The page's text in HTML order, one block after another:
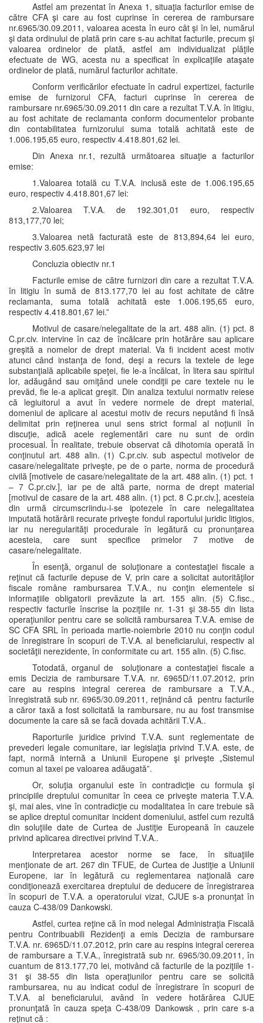
Astfel am prezentat în Anexa 1, situaţia facturilor emise de
către CFA şi care au fost cuprinse în cererea de rambursare
nr.6965/30.09.2011, valoarea acesta în euro cât şi în lei, numărul
şi data ordinului de plată prin care s-au achitat facturile, precum şi
valoarea ordinelor de plată, astfel am individualizat plăţile
efectuate de WG, acesta nu a specificat în explicaţiile ataşate
ordinelor de plată, numărul facturilor achitate.
Conform verificărilor efectuate în cadrul expertizei, facturile
emise de furnizorul CFA, facturi cuprinse în cererea de
rambursare nr.6965/30.09.2011 din care a rezultat T.V.A. în litigiu,
au fost achitate de reclamanta conform documentelor probante
din contabilitatea furnizorului suma totală achitată este de
1.006.195,65 euro, respectiv 4.418.801,62 lei.
Din Anexa nr.1, rezultă următoarea situaţie a facturilor
emise:
1.Valoarea totală cu T.V.A. inclusă este de 1.006.195,65
euro, respectiv 4.418.801,67 lei:
2.Valoarea T.V.A. de 192.301,01 euro, respectiv
813,177,70 lei;
3.Valoarea netă facturată este de 813,894,64 lei euro,
respectiv 3.605.623,97 lei
Concluzia obiectiv nr.1
Facturile emise de către furnizori din care a rezultat T.V.A.
în litigiu în sumă de 813.177,70 lei au fost achitate de către
reclamanta, suma totală achitată este 1.006.195,65 euro,
respectiv 4.418.801,67 lei.”
Motivul de casare/nelegalitate de la art. 488 alin. (1) pct. 8
C.pr.civ. intervine în caz de încălcare prin hotărâre sau aplicare
greşită a nomelor de drept material. Va fi incident acest motiv
atunci când instanţa de fond, deşi a recurs la textele de lege
substanţială aplicabile speţei, fie le-a încălcat, în litera sau spiritul
lor, adăugând sau omiţând unele condiţii pe care textele nu le
prevăd, fie le-a aplicat greşit. Din analiza textului normativ reiese
că legiuitorul a avut în vedere normele de drept material,
domeniul de aplicare al acestui motiv de recurs neputând fi însă
delimitat prin reţinerea unui sens strict formal al noţiunii în
discuţie, adică acele reglementări care nu sunt de ordin
procesual. În realitate, trebuie observat că dihotomia operată în
conţinutul art. 488 alin. (1) C.pr.civ. sub aspectul motivelor de
casare/nelegalitate priveşte, pe de o parte, norma de procedură
civilă [motivele de casare/nelegalitate de la art. 488 alin. (1) pct. 1
– 7 C.pr.civ.], iar pe de altă parte, norma de drept material
[motivul de casare de la art. 488 alin. (1) pct. 8 C.pr.civ.], acesteia
din urmă circumscriindu-i-se ipotezele în care nelegalitatea
imputată hotărârii recurate priveşte fondul raportului juridic litigios,
iar nu neregularităţi procedurale în legătură cu pronunţarea
acesteia, care sunt specifice primelor 7 motive de
casare/nelegalitate.
În esenţă, organul de soluţionare a contestaţiei fiscale a
reţinut că facturile depuse de V, prin care a solicitat autorităţilor
fiscale române rambursarea T.V.A., nu conţin elementele si
informaţiile obligatorii prevăzute la art. 155 alin. (5) C.fisc.,
respectiv facturile înscrise la poziţiile nr. 1-31 şi 38-55 din lista
operaţiunilor pentru care se solicită rambursarea T.V.A. emise de
SC CFA SRL în perioada martie-noiembrie 2010 nu conţin codul
de înregistrare în scopuri de T.V.A. al beneficiarului, respectiv al
societăţii nerezidente, în conformitate cu art. 155 alin. (5) C.fisc.
Totodată, organul de soluţionare a contestaţiei fiscale a
emis Decizia de rambursare T.V.A. nr. 6965D/11.07.2012, prin
care au respins integral cererea de rambursare a T.V.A.,
înregistrată sub nr. 6965/30.09.2011, reţinând că pentru facturile
a căror taxă a fost solicitată la rambursare, nu au fost transmise
documente la care să se facă dovada achitării T.V.A..
Raporturile juridice privind T.V.A. sunt reglementate de
prevederi legale comunitare, iar legislaţia privind T.V.A. este, de
fapt, normă internă a Uniunii Europene şi priveşte „Sistemul
comun al taxei pe valoarea adăugată”.
Or, soluţia organului este în contradicţie cu formula şi
principiile dreptului comunitar în ceea ce priveşte materia T.V.A.
şi, mai ales, vine în contradicţie cu modalitatea în care trebuie să
se aplice dreptul comunitar incident domeniului, astfel cum rezultă
din soluţiile date de Curtea de Justiţie Europeană în cauzele
privind aplicarea directivei privind T.V.A..
Interpretarea acestor norme se face, în situaţiile
menţionate de art. 267 din TFUE, de Curtea de Justiţie a Uniunii
Europene, iar în legătură cu reglementarea naţională care
condiţionează exercitarea dreptului de deducere de înregistrarea
în scopuri de T.V.A. a operatorului vizat, CJUE s-a pronunţat în
cauza C-438/09 Dankowski.
Astfel, curtea reţine că în mod nelegal Administraţia Fiscală
pentru Contribuabili Rezidenţi a emis Decizia de rambursare
T.V.A. nr. 6965D/11.07.2012, prin care au respins integral cererea
de rambursare a T.V.A., înregistrată sub nr. 6965/30.09.2011, în
cuantum de 813.177,70 lei, motivând că facturile de la poziţiile 1-
31 şi 38-55 din lista operaţiunilor pentru care se solicită
rambursarea, nu au indicat codul de înregistrare în scopuri de
T.V.A. al beneficiarului, având în vedere hotărârea CJUE
pronunţată în cauza speţa C-438/09 Dankowsk , prin care s-a
reţinut că :